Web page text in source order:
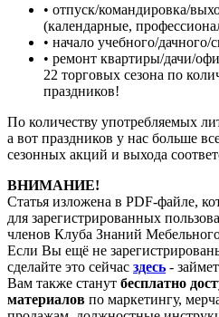
• отпуск/командировка/
(календарные,
• начало учебного/дачного/
• ремонт квартиры/дачи/
22 торговых сезона по
праздников!
По количеству употребляемых
а вот праздников у нас больше
сезонных акций и выхода
ВНИМАНИЕ!
Статья изложена в PDF-файле,
для зарегистрированных
членов Клуба Знаний
Если Вы ещё не
сделайте это сейчас здесь -
Вам также станут бесплатно
материалов по маркетингу,